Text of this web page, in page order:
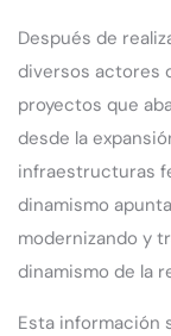
Después de
diversos actores
proyectos que
desde la
infraestructuras
dinamismo
modernizando y
dinamismo de la
Esta información